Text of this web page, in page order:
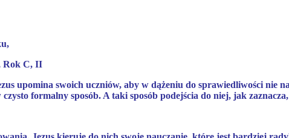
Rok C, II
upomina swoich uczniów, aby w dążeniu do sprawiedliwości nie
formalny sposób. A taki sposób podejścia do niej, jak